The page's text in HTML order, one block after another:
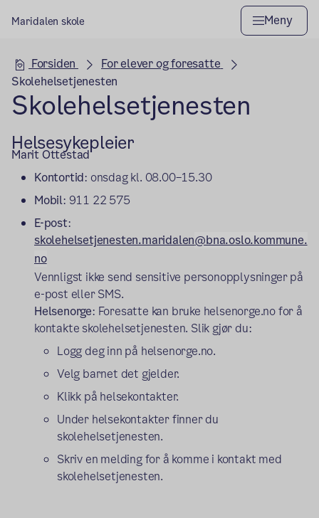
Maridalen skole Meny
Hovedseksjon
Forsiden
For elever og foresatte
Skolehelsetjenesten
Skolehelsetjenesten
Helsesykepleier
Marit Ottestad
Kontortid: onsdag kl. 08.00–15.30
Mobil: 911 22 575
E-post:
skolehelsetjenesten.maridalen@bna.oslo.kommune.
no
Vennligst ikke send sensitive personopplysninger på
e-post eller SMS.
Helsenorge: Foresatte kan bruke helsenorge.no for å
kontakte skolehelsetjenesten. Slik gjør du:
Logg deg inn på helsenorge.no.
Velg barnet det gjelder.
Klikk på helsekontakter.
Under helsekontakter finner du
skolehelsetjenesten.
Skriv en melding for å komme i kontakt med
skolehelsetjenesten.